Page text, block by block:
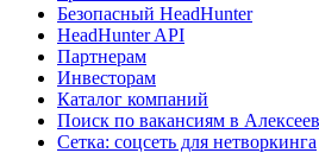
Безопасный HeadHunter
HeadHunter API
Партнерам
Инвесторам
Каталог компаний
Поиск по вакансиям в
Сетка: соцсеть для нетворкинга